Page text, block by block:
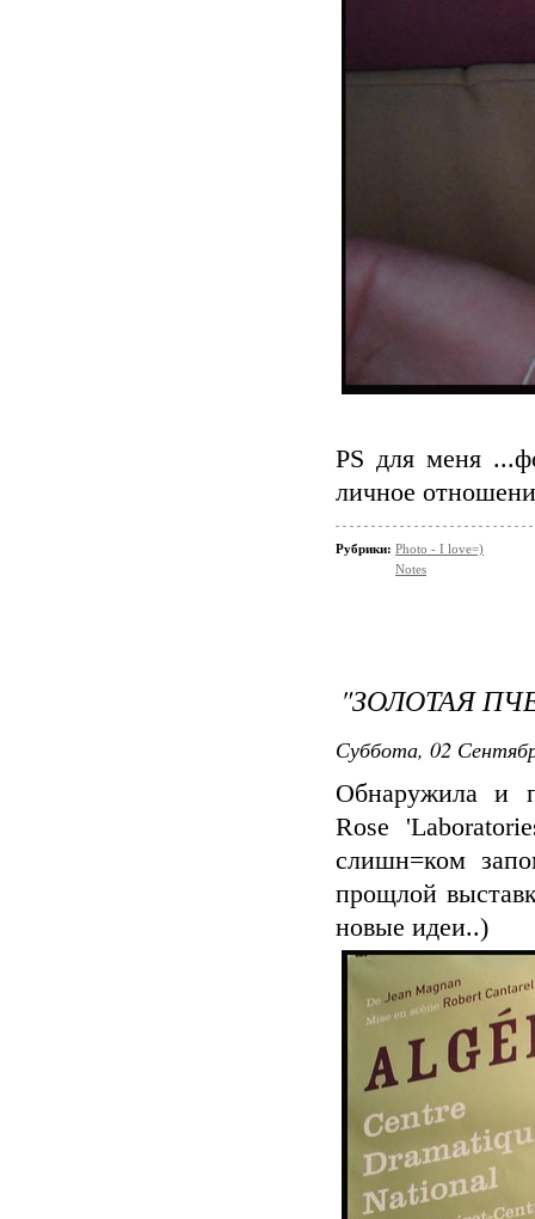
PS для меня
личное
Рубрики: Photo - I love=)
Notes
"ЗОЛОТАЯ
Суббота, 02
Обнаружила и
Rose
слишн=ком
прощлой
новые идеи..)